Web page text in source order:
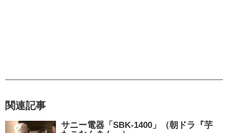
関連記事
サニー電器「SBK-1400」（朝ドラ『芋